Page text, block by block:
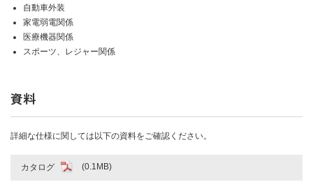
自動車外装
家電弱電関係
医療機器関係
スポーツ、レジャー関係
資料
詳細な仕様に関しては以下の資料をご確認ください。
カタログ (0.1MB)